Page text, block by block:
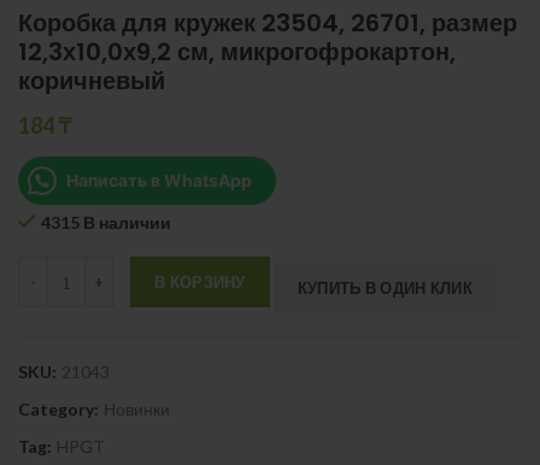
Коробка для кружек 23504, 26701, размер
12,3х10,0х9,2 см, микрогофрокартон,
коричневый
184₸
Написать в WhatsApp
4315 В наличии
В КОРЗИНУ КУПИТЬ В ОДИН КЛИК
SKU: 21043
Category: Новинки
Tag: HPGT